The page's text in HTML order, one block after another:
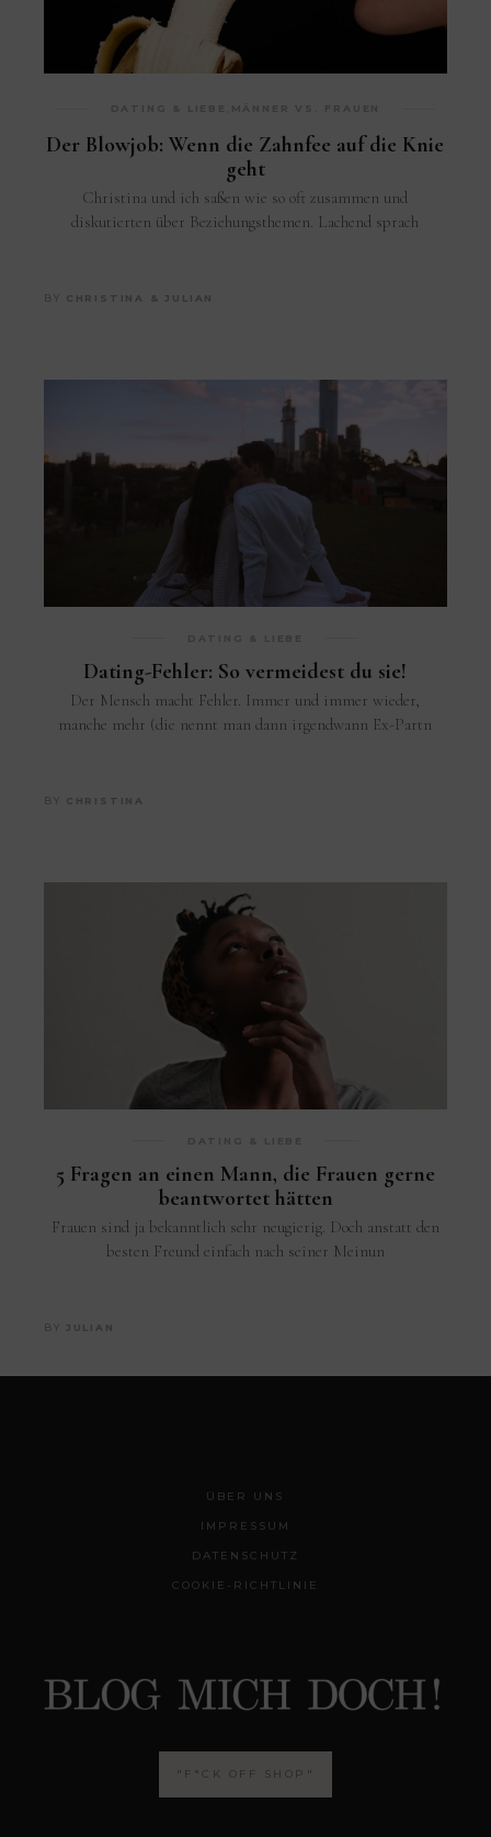
DATING & LIEBE MÄNNER VS. FRAUEN
Der Blowjob: Wenn die Zahnfee auf die Knie
geht
Christina und ich saßen wie so oft zusammen und
diskutierten über Beziehungsthemen. Lachend sprach
BY CHRISTINA & JULIAN
DATING & LIEBE
Dating-Fehler: So vermeidest du sie!
Der Mensch macht Fehler. Immer und immer wieder,
manche mehr (die nennt man dann irgendwann Ex-Partn
BY CHRISTINA
DATING & LIEBE
5 Fragen an einen Mann, die Frauen gerne
beantwortet hätten
Frauen sind ja bekanntlich sehr neugierig. Doch anstatt den
besten Freund einfach nach seiner Meinun
BY JULIAN
ÜBER UNS
IMPRESSUM
DATENSCHUTZ
COOKIE-RICHTLINIE
"F*CK OFF SHOP"